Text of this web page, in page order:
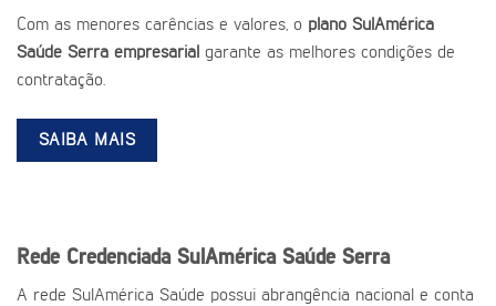
Com as menores carências e valores, o plano SulAmérica
Saúde Serra empresarial garante as melhores condições de
contratação.
SAIBA MAIS
Rede Credenciada SulAmérica Saúde Serra
A rede SulAmérica Saúde possui abrangência nacional e conta